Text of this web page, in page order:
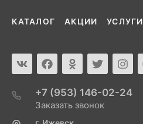
КАТАЛОГ АКЦИИ УСЛУГИ
+7 (953) 146-02-24
Заказать звонок